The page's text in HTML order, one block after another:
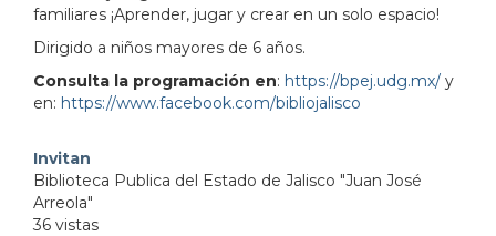
familiares ¡Aprender, jugar y crear en un solo espacio!
Dirigido a niños mayores de 6 años.
Consulta la programación en: https://bpej.udg.mx/ y
en: https://www.facebook.com/bibliojalisco
Invitan
Biblioteca Publica del Estado de Jalisco "Juan José
Arreola"
36 vistas